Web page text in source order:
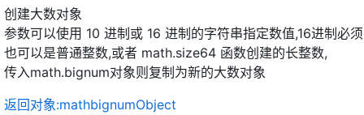
创建大数对象
参数可以使用 10 进制或 16 进制的字符串指定数值,16进制必
也可以是普通整数,或者 math.size64 函数创建的长整数,
传入math.bignum对象则复制为新的大数对象
返回对象:mathbignumObject